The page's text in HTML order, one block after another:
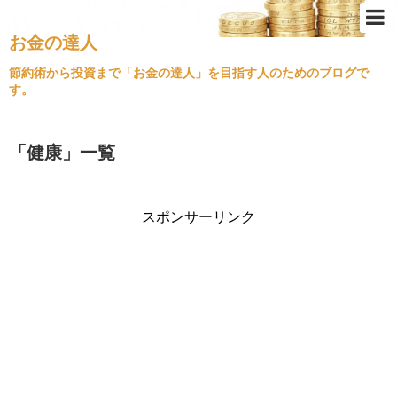
お金の達人
節約術から投資まで「お金の達人」を目指す人のためのブログで
す。
「 健康 」 一覧
スポンサーリンク
節約術
クレジットカード